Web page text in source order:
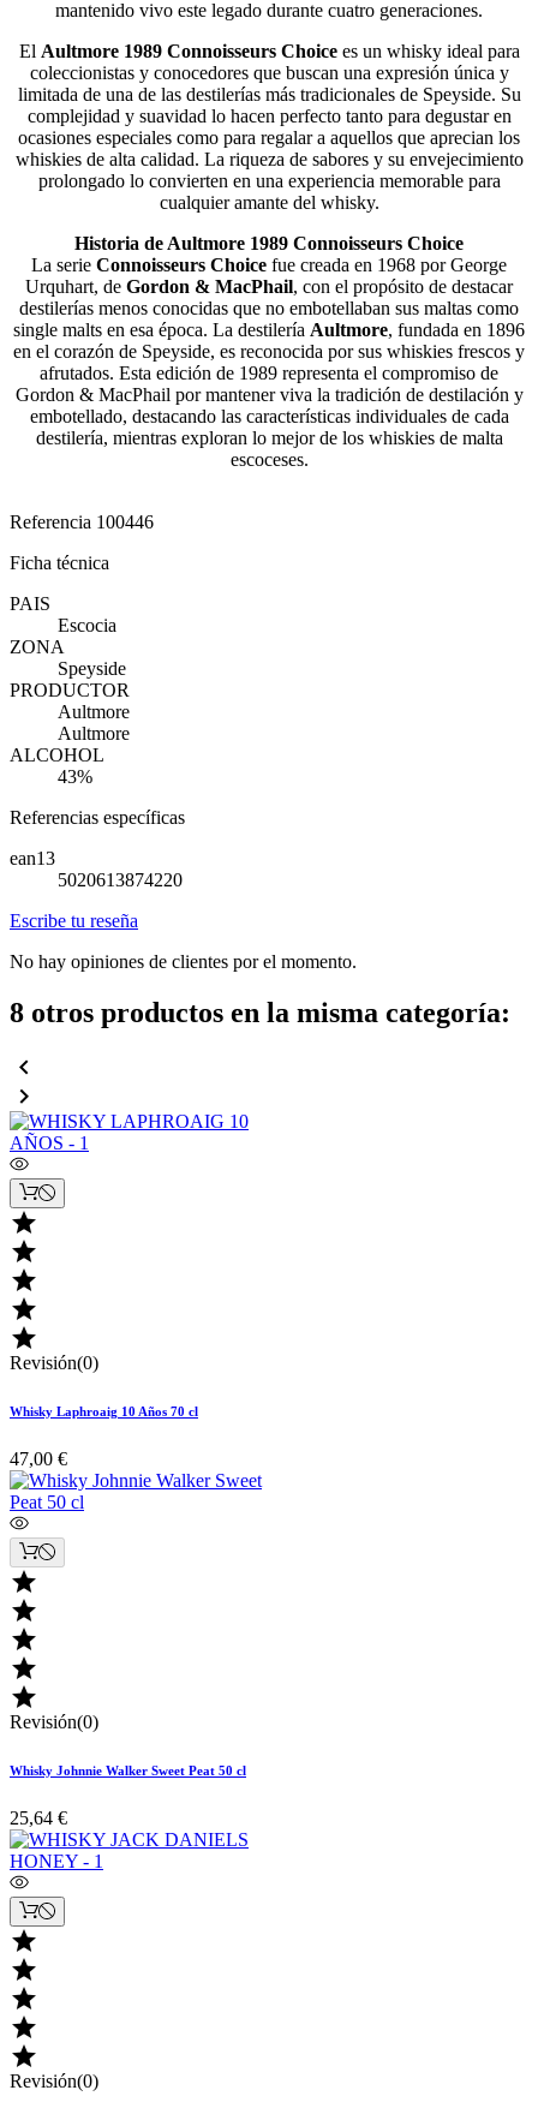
mantenido vivo este legado durante cuatro generaciones.
El Aultmore 1989 Connoisseurs Choicees un whisky ideal para
coleccionistas y conocedores que buscan una expresión única y
limitada de una de las destilerías más tradicionales de Speyside. Su
complejidad y suavidad lo hacen perfecto tanto para degustar en
ocasiones especiales como para regalar a aquellos que aprecian los
whiskies de alta calidad. La riqueza de sabores y su envejecimiento
prolongado lo convierten en una experiencia memorable para
cualquier amante del whisky.
Historia de Aultmore 1989 Connoisseurs Choice
La serie Connoisseurs Choice fue creada en 1968 por George
Urquhart, de Gordon & MacPhail, con el propósito de destacar
destilerías menos conocidas que no embotellaban sus maltas como
single malts en esa época. La destilería Aultmore, fundada en 1896
en el corazón de Speyside, es reconocida por sus whiskies frescos y
afrutados. Esta edición de 1989 representa el compromiso de
Gordon & MacPhail por mantener viva la tradición de destilación y
embotellado, destacando las características individuales de cada
destilería, mientras exploran lo mejor de los whiskies de malta
escoceses.
Referencia 100446
Ficha técnica
PAIS
Escocia
ZONA
Speyside
PRODUCTOR
Aultmore
Aultmore
ALCOHOL
43%
Referencias específicas
ean13
5020613874220
Escribe tu reseña
No hay opiniones de clientes por el momento.
8 otros productos en la misma categoría:







Revisión(0)
Whisky Laphroaig 10 Años 70 cl
47,00 €





Revisión(0)
Whisky Johnnie Walker Sweet Peat 50 cl
25,64 €





Revisión(0)